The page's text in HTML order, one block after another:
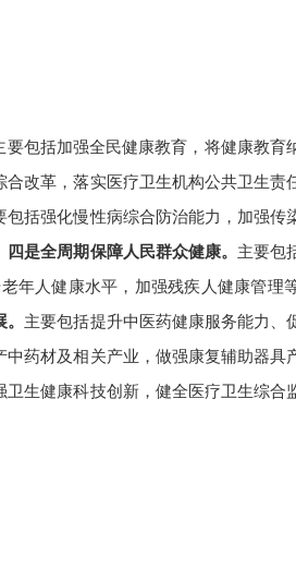
要包括加强全民健康教育，将健康教育
改革，落实医疗卫生机构公共卫生责
包括强化慢性病综合防治能力，加强传
四是全周期保障人民群众健康。 主要包
年人健康水平，加强残疾人健康管理等
主要包括提升中医药健康服务能力、
药材及相关产业，做强康复辅助器具
生健康科技创新，健全医疗卫生综合